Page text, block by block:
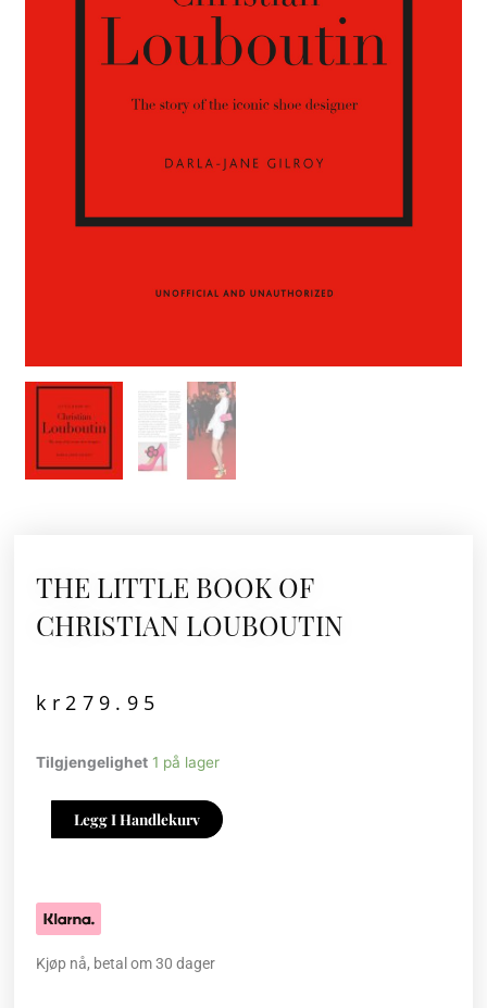
THE LITTLE BOOK OF
CHRISTIAN LOUBOUTIN
kr 279.95
Tilgjengelighet 1 på lager
THE
antall
Legg I Handlekurv
Kjøp nå, betal om 30 dager